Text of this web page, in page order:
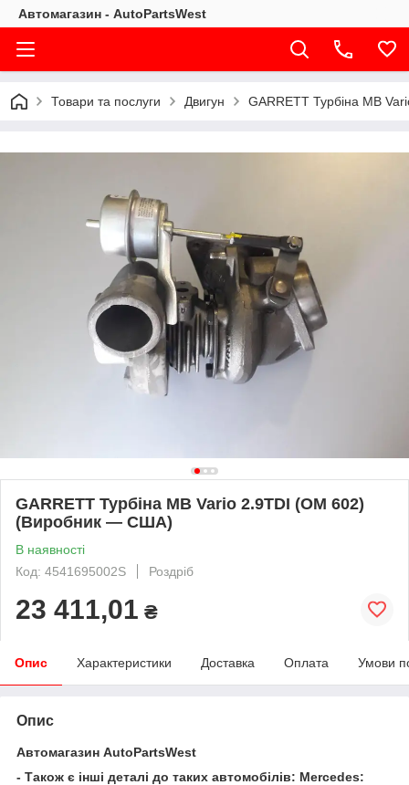
Автомагазин - AutoPartsWest
Товари та послуги Двигун GARRETT Турбіна MB
GARRETT Турбіна MB Vario 2.9TDI (OM 602)
(Виробник — США)
В наявності
Код: 4541695002S
Роздріб
23 411,01 ₴
Опис Характеристики Доставка Оплата Умови
Опис
Автомагазин AutoPartsWest
- Також є інші деталі до таких автомобілів: Mercedes: